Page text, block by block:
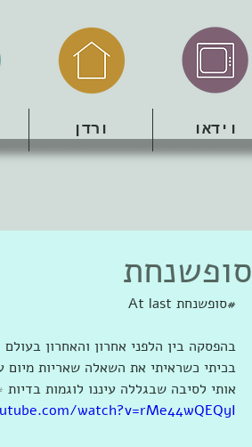
וידאו ורדן
סופשנחת
At last סופשנחת#
בהפסקה בין הלפני אחרון והאחרון
בכיתי כשראיתי את השאלה שאריות
אותי לסיבה שבגללה עיננו לוגמות בדיות
watch?v=rMe44wQEQyI